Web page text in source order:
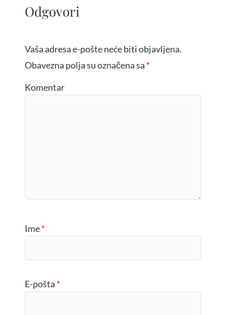
Odgovori
Vaša adresa e-pošte neće biti objavljena.
Obavezna polja su označena sa *
Komentar
Ime*
E-pošta *